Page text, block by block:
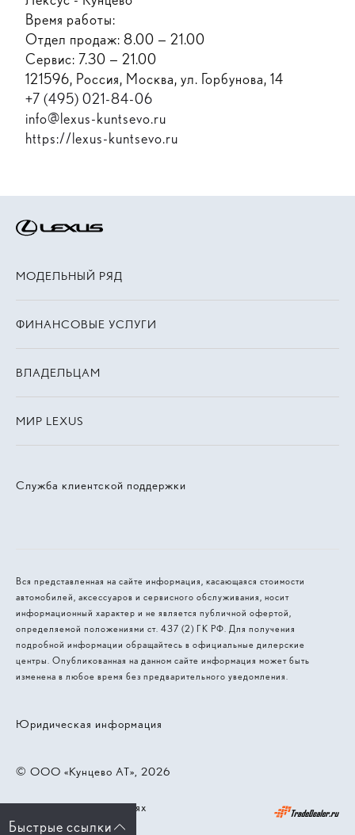
Время работы:
Отдел продаж: 8.00 — 21.00
Сервис: 7.30 — 21.00
121596, Россия, Москва, ул. Горбунова, 14
+7 (495) 021-84-06
info@lexus-kuntsevo.ru
https://lexus-kuntsevo.ru
Служба клиентской поддержки
МОДЕЛЬНЫЙ РЯД
ФИНАНСОВЫЕ УСЛУГИ
ВЛАДЕЛЬЦАМ
МИР LEXUS
Вся представленная на сайте информация, касающаяся стоимости
автомобилей, аксессуаров и сервисного обслуживания, носит
информационный характер и не является публичной офертой,
определяемой положениями ст. 437 (2) ГК РФ. Для получения
подробной информации обращайтесь в официальные дилерские
центры. Опубликованная на данном сайте информация может быть
изменена в любое время без предварительного уведомления.
© 2026, ООО «Кунцево АТ»
Юридическая информация
Работает на технологиях